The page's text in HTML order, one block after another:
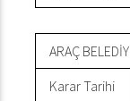
ARAÇ
Karar Tarihi